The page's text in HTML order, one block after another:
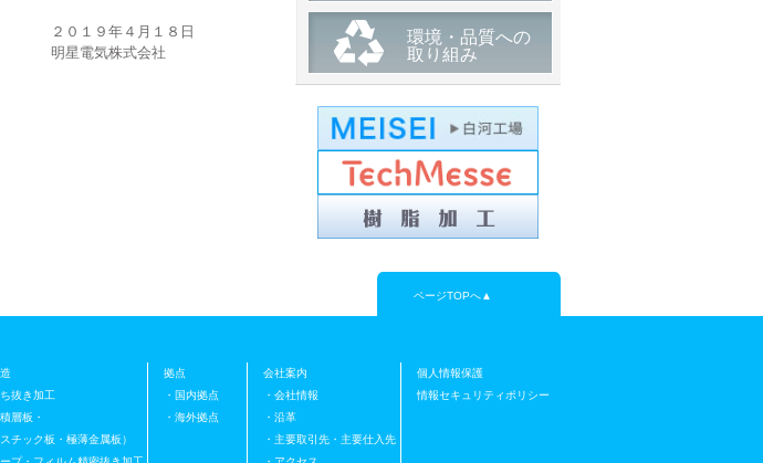
８日
社
【展示会】とうほく・北海道自動
車関連技術展示商談会に出展いた
します。
弊社は「とうほく・北海道自動車
関連技術展...
2022/12/15
【展示会】オートモーティブワー
ルド２０２３「第9回 自動車部品
ご案内
2021/02/02
環境・品質への
取り組み
ページTOPへ▲
ち抜き加工
層板・
ック板・極薄金属板）
拠点
・国内拠点
・海外拠点
会社案内
・会社情報
・沿革
・主要取引先・主要仕入先
個人情報保護
情報セキュリティポリシー